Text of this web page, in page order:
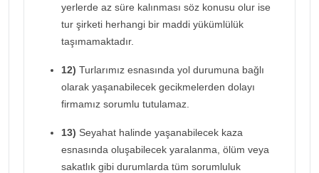
yerlerde az süre kalınması söz konusu olur ise
tur şirketi herhangi bir maddi yükümlülük
taşımamaktadır.
12) Turlarımız esnasında yol durumuna bağlı
olarak yaşanabilecek gecikmelerden dolayı
firmamız sorumlu tutulamaz.
13) Seyahat halinde yaşanabilecek kaza
esnasında oluşabilecek yaralanma, ölüm veya
sakatlık gibi durumlarda tüm sorumluluk